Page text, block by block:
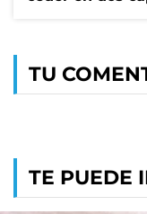
TU
TE PUEDE